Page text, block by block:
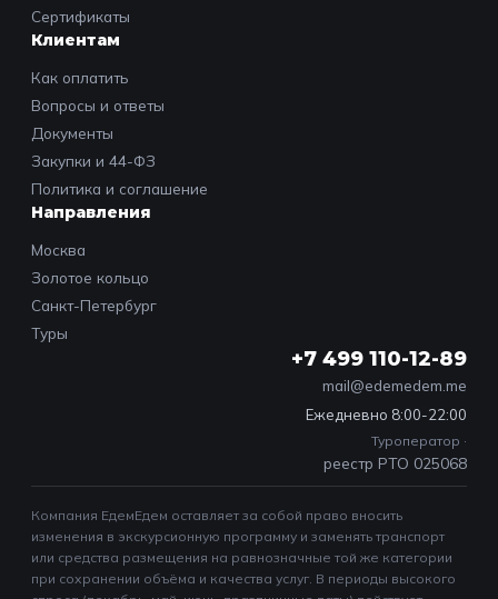
Сертификаты
Клиентам
Как оплатить
Вопросы и ответы
Документы
Закупки и 44-ФЗ
Политика и соглашение
Направления
Москва
Золотое кольцо
Санкт-Петербург
Туры
+7 499 110-12-89
mail@edemedem.me
Ежедневно 8:00-22:00
Туроператор ·
реестр РТО 025068
Компания ЕдемЕдем оставляет за собой право вносить
изменения в экскурсионную программу и заменять транспорт
или средства размещения на равнозначные той же категории
при сохранении объёма и качества услуг. В периоды высокого